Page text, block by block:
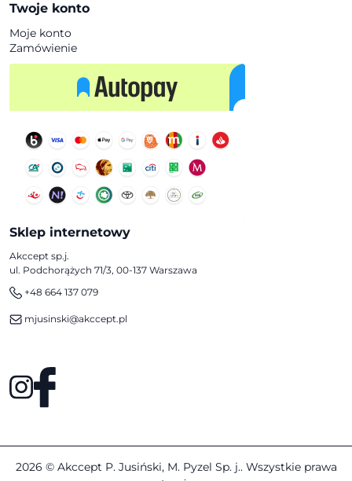
Twoje konto
Moje konto
Zamówienie
Sklep internetowy
Akccept sp.j.
ul. Podchorążych 71/3, 00-137 Warszawa
+48 664 137 079
mjusinski@akccept.pl
2026 © Akccept P. Jusiński, M. Pyzel Sp. j.. Wszystkie prawa